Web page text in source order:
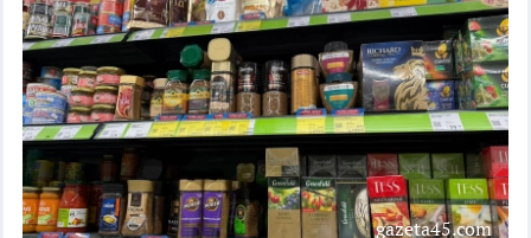
gazeta45.com